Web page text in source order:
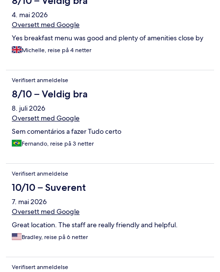
4. mai 2026
Oversett med Google
Yes breakfast menu was good and plenty of amenities close by
Michelle, reise på 4 netter
Verifisert anmeldelse
8/10 – Veldig bra
8. juli 2026
Oversett med Google
Sem comentários a fazer Tudo certo
Fernando, reise på 3 netter
Verifisert anmeldelse
10/10 – Suverent
7. mai 2026
Oversett med Google
Great location. The staff are really friendly and helpful.
Bradley, reise på 6 netter
Verifisert anmeldelse